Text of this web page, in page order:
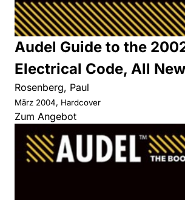
Audel Guide to the
Electrical Code, All
Rosenberg, Paul
März 2004, Hardcover
Zum Angebot